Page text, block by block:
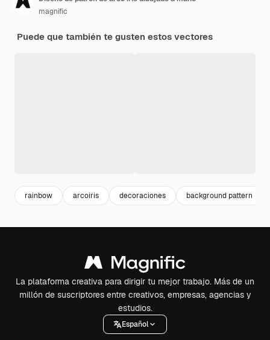
magnific
Puede que también te gusten estos vectores
rainbow arcoiris decoraciones background pattern
La plataforma creativa para dirigir tu mejor trabajo. Más de un
millón de suscriptores entre creativos, empresas, agencias y
estudios.
Español